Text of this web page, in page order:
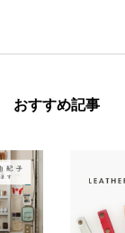
おすすめ記事